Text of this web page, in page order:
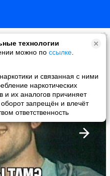
технологии
можно по ссылке
и связанная с ними
наркотических
и их аналогов причиняет
запрещён и влечёт
ответственность